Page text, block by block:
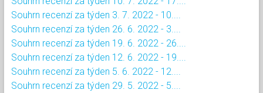
Souhrn recenzí za týden 3. 7. 2022 - 10....
Souhrn recenzí za týden 26. 6. 2022 - 3....
Souhrn recenzí za týden 19. 6. 2022 - 26....
Souhrn recenzí za týden 12. 6. 2022 - 19....
Souhrn recenzí za týden 5. 6. 2022 - 12....
Souhrn recenzí za týden 29. 5. 2022 - 5....